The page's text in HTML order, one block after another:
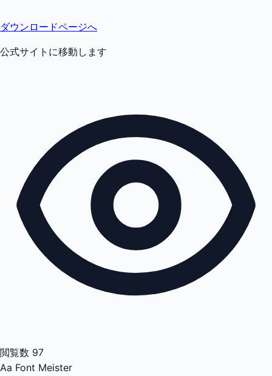
ダウンロードページへ
公式サイトに移動します
閲覧数 97
Aa Font Meister